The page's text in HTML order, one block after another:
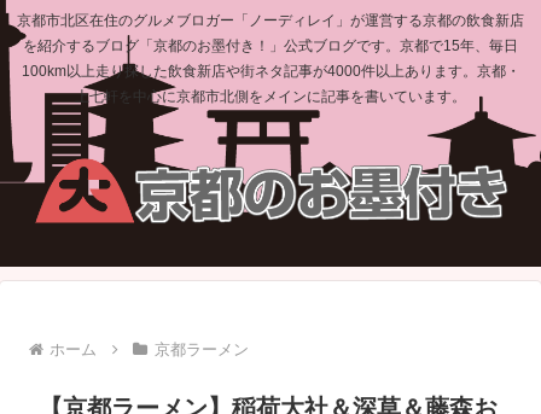
京都市北区在住のグルメブロガー「ノーディレイ」が運営する京都の飲食新店
を紹介するブログ「京都のお墨付き！」公式ブログです。京都で15年、毎日
100km以上走り探した飲食新店や街ネタ記事が4000件以上あります。京都・
上七軒を中心に京都市北側をメインに記事を書いています。
ホーム 京都ラーメン
【京都ラーメン】稲荷大社＆深草＆藤森お